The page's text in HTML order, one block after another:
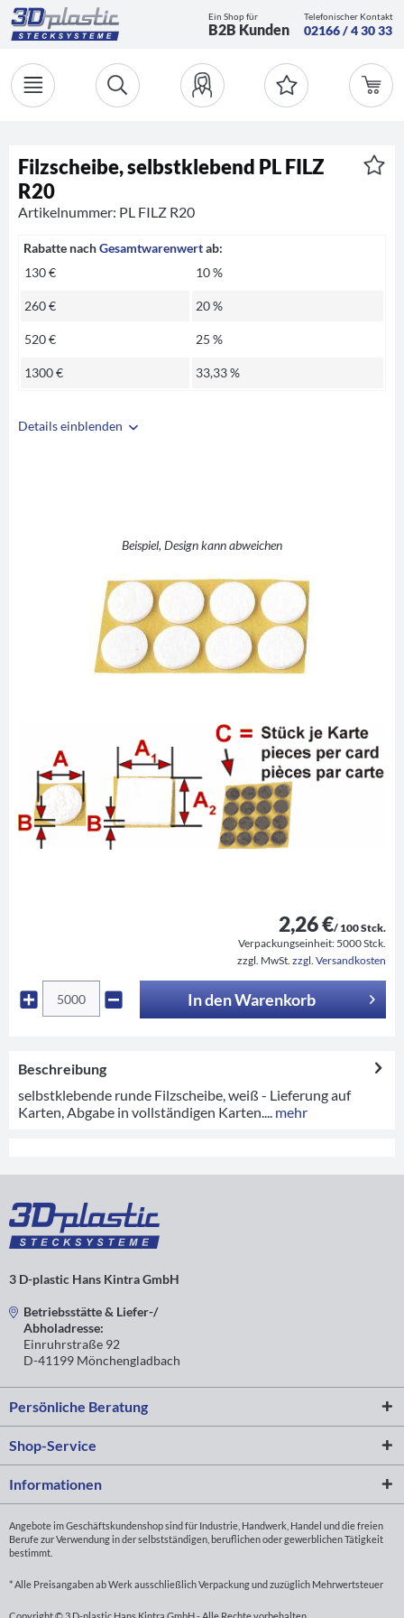
Ein Shop für
B2B Kunden
Telefonischer Kontakt
02166 / 4 30 33
Details einblenden
Beispiel, Design kann abweichen
Filzscheibe, selbstklebend PL FILZ
R20
Artikelnummer: PL FILZ R20
Rabatte nachGesamtwarenwertab:
130 €
10 %
260 € 20 %
520 € 25 %
1300 € 33,33 %
2,26 €/ 100 Stck.
Verpackungseinheit: 5000 Stck.
zzgl. MwSt. zzgl. Versandkosten
In denWarenkorb
Beschreibung
selbstklebende runde Filzscheibe, weiß - Lieferung auf
Karten, Abgabe in vollständigen Karten....
mehr
3 D-plastic Hans Kintra GmbH
Betriebsstätte & Liefer-/
Abholadresse:
Einruhrstraße 92
D-41199 Mönchengladbach
Persönliche Beratung
Shop-Service
Informationen
Angebote im Geschäftskundenshop sind für Industrie, Handwerk, Handel und die freien
Berufe zur Verwendung in der selbstständigen, beruflichen oder gewerblichen Tätigkeit
bestimmt.
* Alle Preisangaben ab Werk ausschließlich Verpackung und zuzüglich Mehrwertsteuer